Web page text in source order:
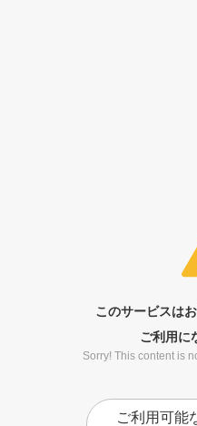
このサービスは
ご利用に
Sorry! This content is
ご利用可能